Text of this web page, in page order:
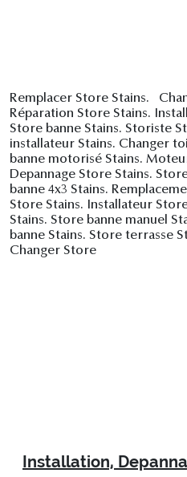
Remplacer Store Stains.
Réparation Store Stains.
Store banne Stains. Storiste
installateur Stains. Changer
banne motorisé Stains.
Depannage Store Stains.
banne 4x3 Stains.
Store Stains. Installateur
Stains. Store banne manuel
banne Stains. Store terrasse
Changer Store
Installation,